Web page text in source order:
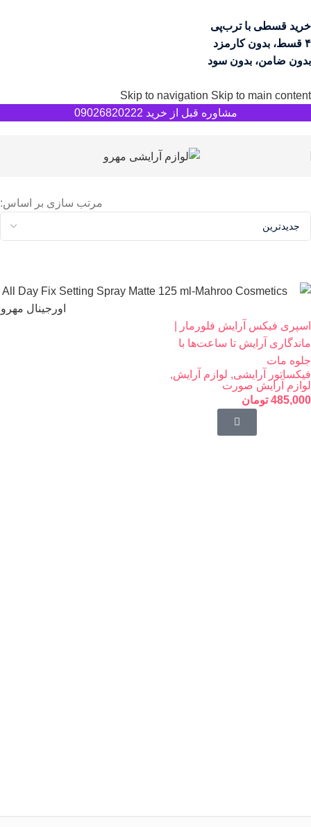
خرید قسطی با ترب‌پی
۴ قسط، بدون کارمزد
بدون ضامن، بدون سود
Skip to navigation Skip to main content
مشاوره قبل از خرید 09026820222
مرتب سازی بر اساس:
اسپری فیکس آرایش فلورمار |
ماندگاری آرایش تا ساعت‌ها با
جلوه مات
فیکساتور آرایشی, لوازم آرایش,
لوازم آرایش صورت
485,000 تومان